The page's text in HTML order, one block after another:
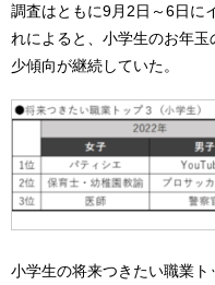
調査はともに9月2日～6日に
れによると、小学生のお年
少傾向が継続していた。
小学生の将来つきたい職業ト